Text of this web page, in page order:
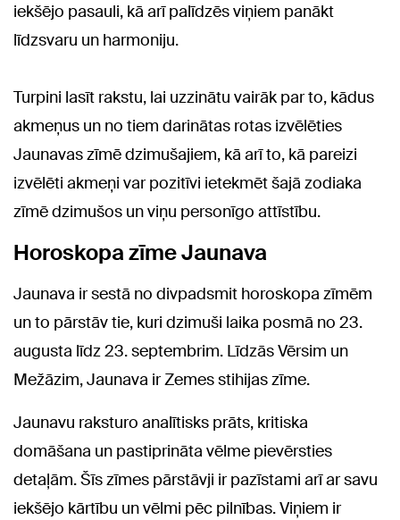
iekšējo pasauli, kā arī palīdzēs viņiem panākt
līdzsvaru un harmoniju.
Turpini lasīt rakstu, lai uzzinātu vairāk par to, kādus
akmeņus un no tiem darinātas rotas izvēlēties
Jaunavas zīmē dzimušajiem, kā arī to, kā pareizi
izvēlēti akmeņi var pozitīvi ietekmēt šajā zodiaka
zīmē dzimušos un viņu personīgo attīstību.
Horoskopa zīme Jaunava
Jaunava ir sestā no divpadsmit horoskopa zīmēm
un to pārstāv tie, kuri dzimuši laika posmā no 23.
augusta līdz 23. septembrim. Līdzās Vērsim un
Mežāzim, Jaunava ir Zemes stihijas zīme.
Jaunavu raksturo analītisks prāts, kritiska
domāšana un pastiprināta vēlme pievērsties
detaļām. Šīs zīmes pārstāvji ir pazīstami arī ar savu
iekšējo kārtību un vēlmi pēc pilnības. Viņiem ir